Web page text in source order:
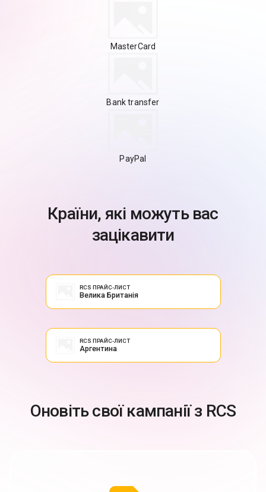
MasterCard
Bank transfer
PayPal
Країни, які можуть вас
зацікавити
RCS ПРАЙС-ЛИСТ
Велика Британія
RCS ПРАЙС-ЛИСТ
Аргентина
Оновіть свої кампанії з RCS